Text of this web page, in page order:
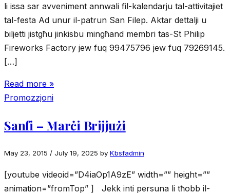
li issa sar avveniment annwali fil-kalendarju tal-attivitajiet
tal-festa Ad unur il-patrun San Filep. Aktar dettalji u
biljetti jistgħu jinkisbu mingħand membri tas-St Philip
Fireworks Factory jew fuq 99475796 jew fuq 79269145.
[…]
Read more »
Promozzjoni
Sanfi – Marċi Brijjużi
May 23, 2015 / July 19, 2025 by Kbsfadmin
[youtube videoid=”D4iaOp1A9zE” width=”” height=””
animation=”fromTop” ] Jekk inti persuna li tħobb il-